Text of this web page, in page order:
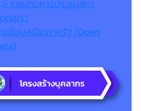
> รายงานการประชุมสภา
ต่อเรา
นข้อมูลเปิดภาครัฐ (Open